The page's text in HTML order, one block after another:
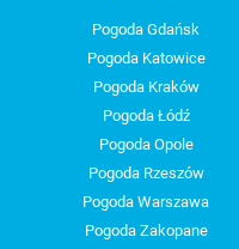
Pogoda Gdańsk
Pogoda Katowice
Pogoda Kraków
Pogoda Łódź
Pogoda Opole
Pogoda Rzeszów
Pogoda Warszawa
Pogoda Zakopane